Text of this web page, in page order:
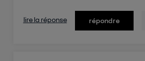
lire la réponse répondre